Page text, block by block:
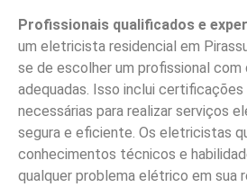
Profissionais qualificados e
um eletricista residencial em
se de escolher um profissional com
adequadas. Isso inclui certificações
necessárias para realizar serviços
segura e eficiente. Os eletricistas
conhecimentos técnicos e
qualquer problema elétrico em sua